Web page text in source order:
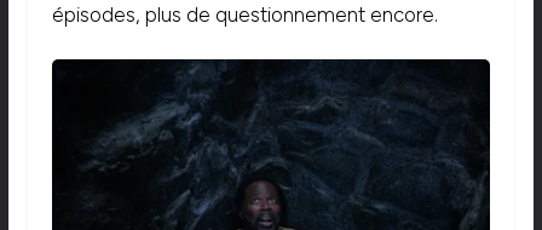
épisodes, plus de questionnement encore.